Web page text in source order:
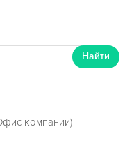
Найти
компании)